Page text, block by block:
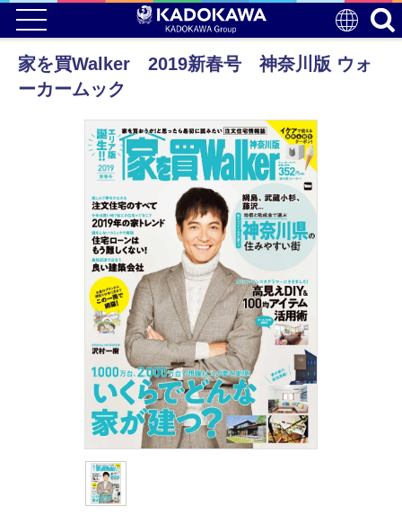
家を買Walker 2019新春号 神奈川版 ウォ
ーカームック